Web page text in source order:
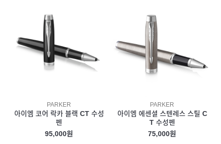
PARKER
아이엠 코어 락카 블랙 CT 수성
펜
95,000원
PARKER
아이엠 에센셜 스텐레스 스틸 C
T 수성펜
75,000원